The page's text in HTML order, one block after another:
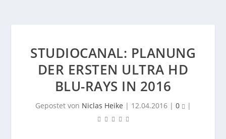
STUDIOCANAL: PLANUNG
DER ERSTEN ULTRA HD
BLU-RAYS IN 2016
Gepostet von Niclas Heike | 12.04.2016| 0 |